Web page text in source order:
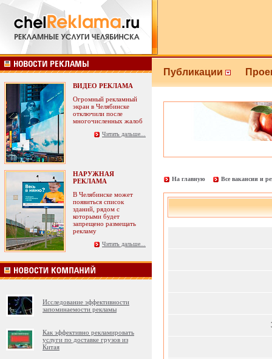
ВИДЕО РЕКЛАМА
Огромный рекламный
экран в Челябинске
отключили после
многочисленных жалоб
Читать дальше...
НАРУЖНАЯ
РЕКЛАМА
В Челябинске может
появиться список
зданий, рядом с
которыми будет
запрещено размещать
рекламу
Читать дальше...
Исследование эффективности
запоминаемости рекламы
Как эффективно рекламировать
услуги по доставке грузов из
Китая
Публикации
На главную Все вакансии и